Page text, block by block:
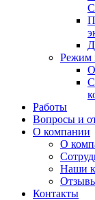
Режим
Работы
Вопросы и
О компании
О
Наши
Контакты